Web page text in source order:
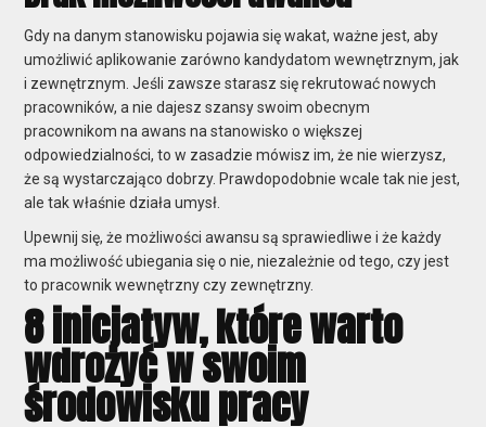
Gdy na danym stanowisku pojawia się wakat, ważne jest, aby
umożliwić aplikowanie zarówno kandydatom wewnętrznym, jak
i zewnętrznym. Jeśli zawsze starasz się rekrutować nowych
pracowników, a nie dajesz szansy swoim obecnym
pracownikom na awans na stanowisko o większej
odpowiedzialności, to w zasadzie mówisz im, że nie wierzysz,
że są wystarczająco dobrzy. Prawdopodobnie wcale tak nie jest,
ale tak właśnie działa umysł.
Upewnij się, że możliwości awansu są sprawiedliwe i że każdy
ma możliwość ubiegania się o nie, niezależnie od tego, czy jest
to pracownik wewnętrzny czy zewnętrzny.
8 inicjatyw, które warto
wdrożyć w swoim
środowisku pracy